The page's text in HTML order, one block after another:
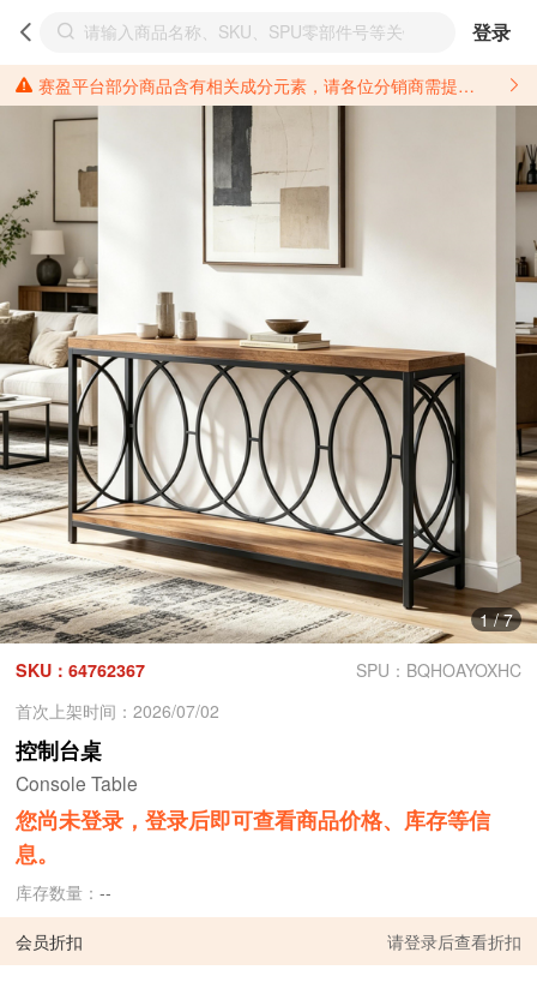
登录
赛盈平台部分商品含有相关成分元素，请各位分销商需提前了解产品材质情况，并针对其做好相关的风险把控，以免造成不必要的损失。 *美国加州65法案进一步规定了对于仅包含致癌物质，仅包含致生殖毒性物质，同时包含致癌物质和致生殖毒性物质，亦或是包含某一物质即为致癌物质又为致生殖毒性物质的产品的警示标语要求。 *新法案提供的警示标语修订并不是强制实施的，其只是避免昂贵诉讼的一种有效的方法。只要企业在保证其使用的另外的警示标语是“清晰和合理”并符合加州65法案要求的，那也是可以被接受的。*请充分了解第三方销售平台对商品上架规要求，并根据对应平台规则调整相关商品信息后进行上架，以免造成您不必要损失。 汽配产品上架注意事项： 不同第三方平台对于适配车型等信息的填写要求各有不同。例如：亚马逊明确禁止在产品标题、卖点和描述中直接使用适配车型的年份、品牌和型号信息；请您仔细研究并熟悉所销售平台关于汽配产品上架销售的具体规则，如果因上架的汽配产品信息填写不符合所销售平台要求，产生违规/侵权等问题所造成的损失需您自行承担。
1/7
SKU：64762367
SPU：BQHOAYOXHC
首次上架时间：2026/07/02
控制台桌
Console Table
您尚未登录，登录后即可查看商品价格、库存等信
息。
库存数量：--
会员折扣 请登录后查看折扣